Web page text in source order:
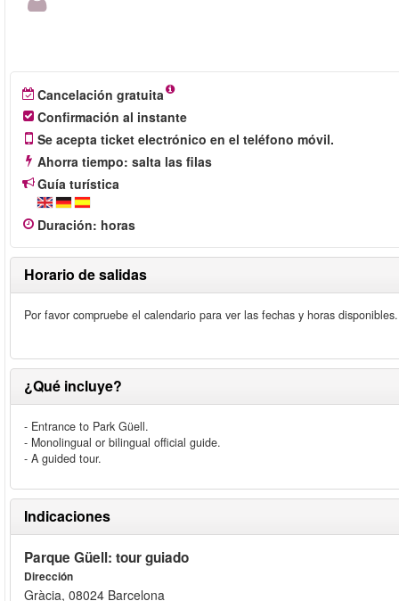
Cancelación gratuita
Confirmación al instante
Se acepta ticket electrónico en el teléfono móvil.
Ahorra tiempo: salta las filas
Guía turística
Duración: horas
Horario de salidas
Por favor compruebe el calendario para ver las fechas y horas disponibles.
¿Qué incluye?
- Entrance to Park Güell.
- Monolingual or bilingual official guide.
- A guided tour.
Indicaciones
Parque Güell: tour guiado
Dirección
Gràcia, 08024 Barcelona